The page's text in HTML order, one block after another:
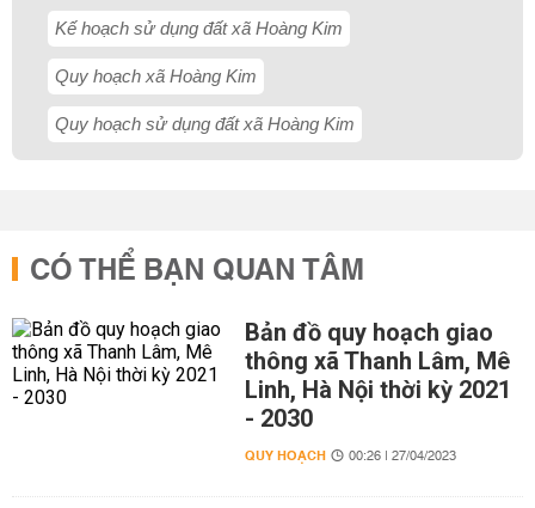
Kế hoạch sử dụng đất xã Hoàng Kim
Quy hoạch xã Hoàng Kim
Quy hoạch sử dụng đất xã Hoàng Kim
CÓ THỂ BẠN QUAN TÂM
Bản đồ quy hoạch giao
thông xã Thanh Lâm, Mê
Linh, Hà Nội thời kỳ 2021
- 2030
QUY HOẠCH 00:26 | 27/04/2023